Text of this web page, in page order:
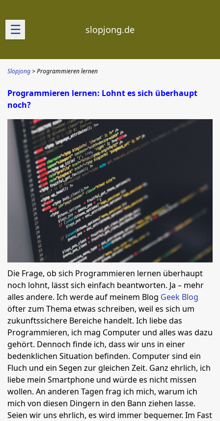
☰ slopjong.de
Slopjong Programmieren lernen
Programmieren lernen: Lohnt es sich überhaupt
noch?
Die Frage, ob sich Programmieren lernen überhaupt
noch lohnt, lässt sich einfach beantworten. Ja – mehr
alles andere. Ich werde auf meinem Blog Geek Blog
öfter zum Thema etwas schreiben, weil es sich um
zukunftssichere Bereiche handelt. Ich liebe das
Programmieren, ich mag Computer und alles was dazu
gehört. Dennoch finde ich, dass wir uns in einer
bedenklichen Situation befinden. Computer sind ein
Fluch und ein Segen zur gleichen Zeit. Ganz ehrlich, ich
liebe mein Smartphone und würde es nicht missen
wollen. An anderen Tagen frag ich mich, warum ich
mich von diesen Dingern in den Bann ziehen lasse.
Seien wir uns ehrlich, es wird immer bequemer. Im Fast